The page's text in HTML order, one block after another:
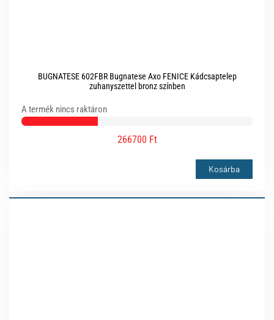
BUGNATESE 602FBR Bugnatese Axo FENICE Kádcsaptelep
zuhanyszettel bronz színben
A termék nincs raktáron
266700 Ft
Kosárba